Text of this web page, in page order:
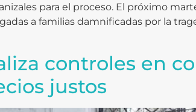
para el proceso. El próximo
a familias damnificadas por la
controles en
justos